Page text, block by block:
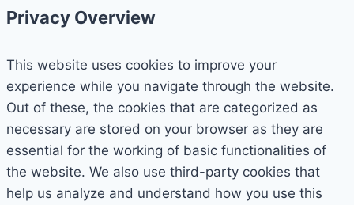
Privacy Overview
This website uses cookies to improve your
experience while you navigate through the website.
Out of these, the cookies that are categorized as
necessary are stored on your browser as they are
essential for the working of basic functionalities of
the website. We also use third-party cookies that
help us analyze and understand how you use this